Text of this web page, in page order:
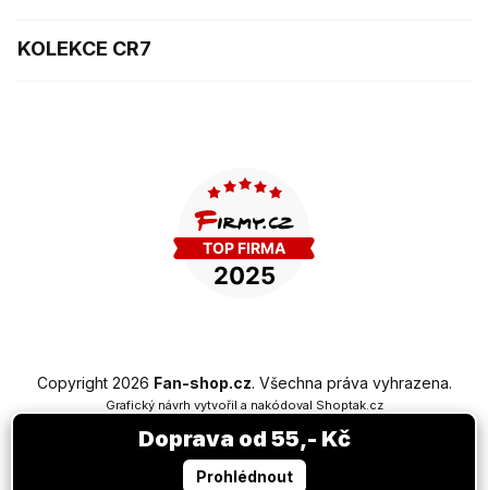
KOLEKCE CR7
Vytvořil Shoptet Premium
Copyright 2026 Fan-shop.cz. Všechna práva vyhrazena.
Grafický návrh vytvořil a nakódoval Shoptak.cz
Doprava od 55,- Kč
Prohlédnout